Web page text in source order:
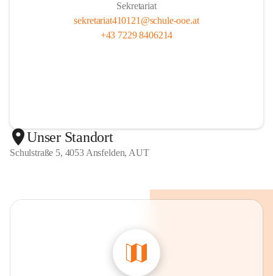
Sekretariat
sekretariat410121@schule-ooe.at
+43 7229 8406214
Unser Standort
Schulstraße 5, 4053 Ansfelden, AUT